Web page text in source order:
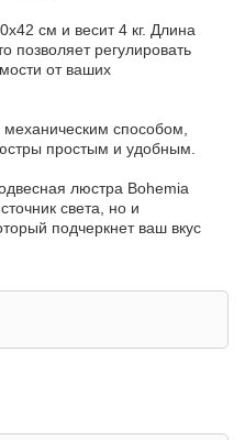
см и весит 4 кг. Длина
позволяет регулировать
от ваших
способом,
простым и удобным.
люстра Bohemia
света, но и
подчеркнет ваш вкус